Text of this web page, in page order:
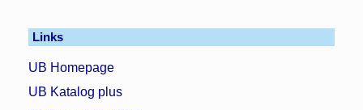
Links
UB Homepage
UB Katalog plus